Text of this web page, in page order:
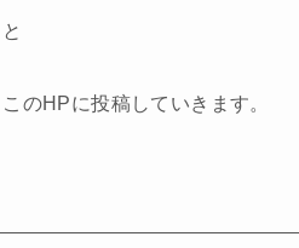
このHPに投稿していきます。